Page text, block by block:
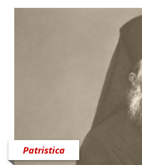
Patristica